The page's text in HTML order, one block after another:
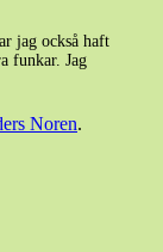
jag också haft
funkar. Jag
Noren.